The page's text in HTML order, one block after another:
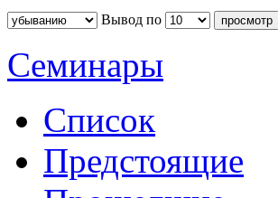
Вывод по
Семинары
Список
Предстоящие